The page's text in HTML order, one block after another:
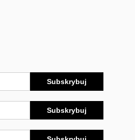
Subskrybuj
Subskrybuj